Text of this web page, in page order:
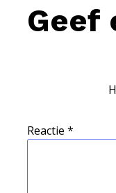
Geef
Reactie *